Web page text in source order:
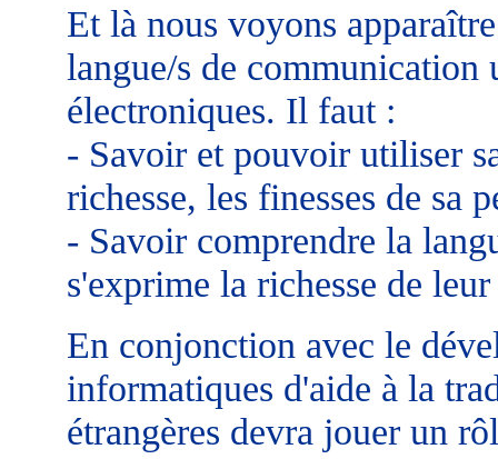
Et là nous voyons
langue/s de communication
électroniques. Il faut :
- Savoir et pouvoir utiliser
richesse, les finesses de sa
- Savoir comprendre la
s'exprime la richesse de leur
En conjonction avec le
informatiques d'aide à la
étrangères devra jouer un